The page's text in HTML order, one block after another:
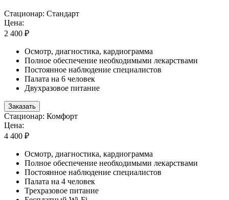
Стационар: Стандарт
Цена:
2 400 ₽
Осмотр, диагностика, кардиограмма
Полное обеспечение необходимыми лекарствами
Постоянное наблюдение специалистов
Палата на 6 человек
Двухразовое питание
Заказать
Стационар: Комфорт
Цена:
4 400 ₽
Осмотр, диагностика, кардиограмма
Полное обеспечение необходимыми лекарствами
Постоянное наблюдение специалистов
Палата на 4 человек
Трехразовое питание